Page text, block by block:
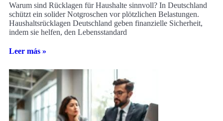
Warum sind Rücklagen für Haushalte sinnvoll? In Deutschland
schützt ein solider Notgroschen vor plötzlichen Belastungen.
Haushaltsrücklagen Deutschland geben finanzielle Sicherheit,
indem sie helfen, den Lebensstandard
Leer más »